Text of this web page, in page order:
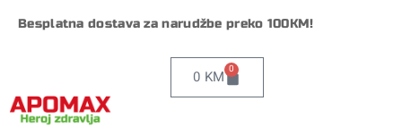
Besplatna dostava za narudžbe preko 100KM!
0 KM 0